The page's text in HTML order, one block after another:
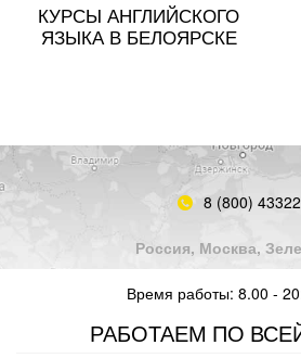
КУРСЫ АНГЛИЙСКОГО
ЯЗЫКА В БЕЛОЯРСКЕ
8 (800)
Россия, Москва,
Время работы: 8.00 -
РАБОТАЕМ ПО